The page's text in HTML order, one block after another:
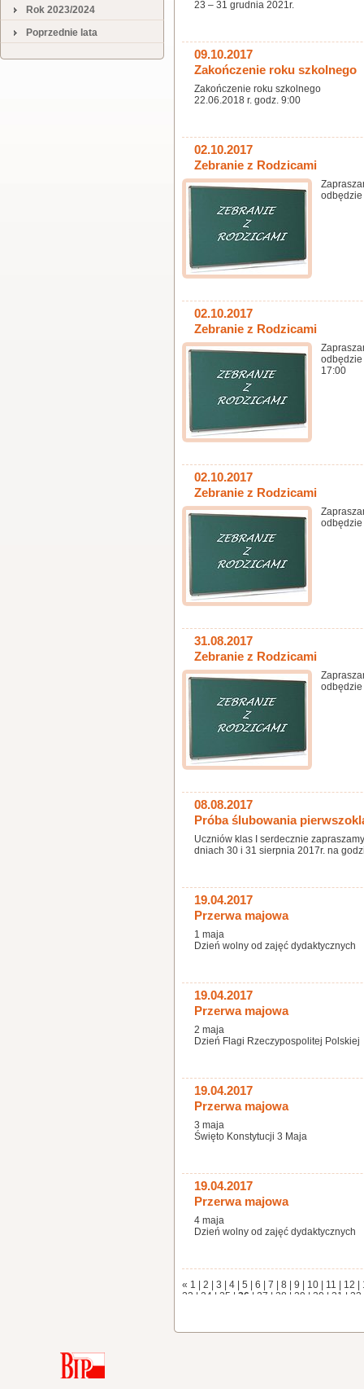
Rok 2023/2024
Poprzednie lata
23 – 31 grudnia 2021r.
09.10.2017
Zakończenie roku szkolnego
Zakończenie roku szkolnego
22.06.2018 r. godz. 9:00
02.10.2017
Zebranie z Rodzicami
02.10.2017
Zebranie z Rodzicami
17:00
02.10.2017
Zebranie z Rodzicami
31.08.2017
Zebranie z Rodzicami
08.08.2017
Próba ślubowania
Uczniów klas I serdecznie
dniach 30 i 31 sierpnia 2017r. na
19.04.2017
Przerwa majowa
1 maja
Dzień wolny od zajęć dydaktycznych
19.04.2017
Przerwa majowa
2 maja
Dzień Flagi Rzeczypospolitej Polskiej
19.04.2017
Przerwa majowa
3 maja
Święto Konstytucji 3 Maja
19.04.2017
Przerwa majowa
4 maja
Dzień wolny od zajęć dydaktycznych
« 1 2 3 4 5 6 7 8 9 10 11 12
23 | 24 | 25 | 26 | 27 | 28 | 29 | 30 | 31 | 32